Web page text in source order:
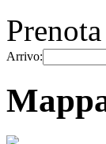
Arrivo: